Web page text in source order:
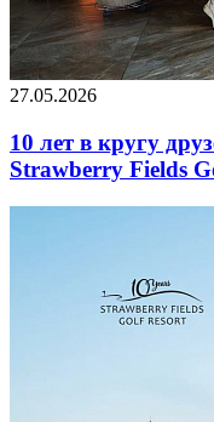
27.05.2026
10 лет в кругу
Strawberry Fields